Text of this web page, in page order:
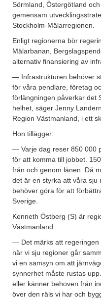
Sörmland, Östergötland
gemensam
Stockholm-Mälarregionen.
Enligt regionerna bör
Mälarbanan,
alternativ finansiering av
— Infrastrukturen behöver
för våra pendlare, företag
förlängningen påverkar det
helhet, säger Jenny
Region Västmanland, i ett
Hon tillägger:
— Varje dag reser 850 000
för att komma till jobbet.
från och genom länen. Då
det är en styrka att våra sju
behöver göra för att
Sverige.
Kenneth Östberg (S) är
Västmanland:
— Det märks att regeringen
när vi sju regioner går
vi en samsyn om att
synnerhet måste rustas
eller känner behoven från
över den räls vi har och